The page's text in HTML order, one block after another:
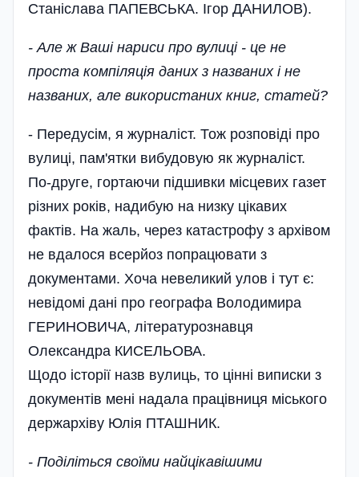
Станіслава ПАПЕВСЬКА. Ігор ДАНИЛОВ).
- Але ж Ваші нариси про вулиці - це не
проста компіляція даних з названих і не
названих, але використаних книг, статей?
- Передусім, я журналіст. Тож розповіді про
вулиці, пам'ятки вибудовую як журналіст.
По-друге, гортаючи підшивки місцевих газет
різних років, надибую на низку цікавих
фактів. На жаль, через катастрофу з архівом
не вдалося всерйоз попрацювати з
документами. Хоча невеликий улов і тут є:
невідомі дані про географа Володимира
ГЕРИНОВИЧА, літературознавця
Олександра КИСЕЛЬОВА.
Щодо історії назв вулиць, то цінні виписки з
документів мені надала працівниця міського
держархіву Юлія ПТАШНИК.
- Поділіться своїми найцікавішими